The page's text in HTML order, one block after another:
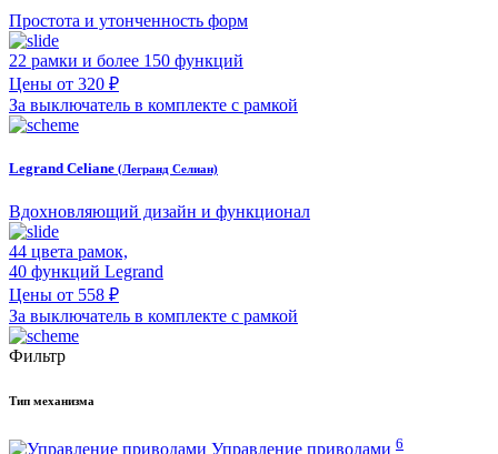
Простота и утонченность форм
22 рамки и более 150 функций
Цены от 320 ₽
За выключатель в комплекте с рамкой
Legrand Celiane (Легранд Селиан)
Вдохновляющий дизайн и функционал
44 цвета рамок,
40 функций Legrand
Цены от 558 ₽
За выключатель в комплекте с рамкой
Фильтр
Тип механизма
Управление приводами 6